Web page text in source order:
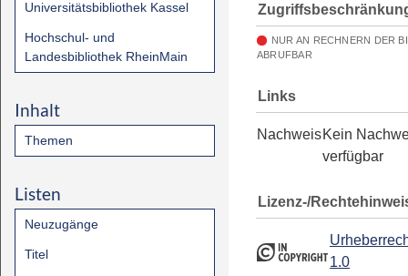
Universitätsbibliothek Kassel
Hochschul- und
Landesbibliothek RheinMain
Inhalt
Themen
Listen
Neuzugänge
Titel
NUR AN RECHNERN DER
ABRUFBAR
Links
NachweisKein
verfügbar
Lizenz-/
1.0